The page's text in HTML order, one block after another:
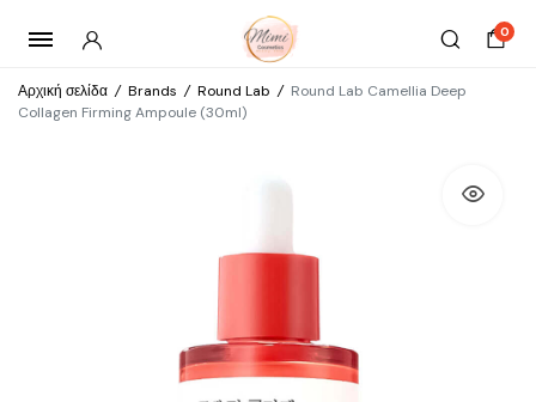
0
Αρχική σελίδα / Brands / Round Lab / Round Lab Camellia Deep
Collagen Firming Ampoule (30ml)